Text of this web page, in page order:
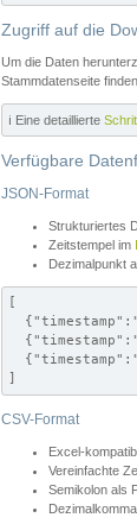
Zugriff auf die
Um die Daten
Stammdatenseite
ℹ️ Eine detaillierte
Verfügbare
JSON-Format
Strukturiertes
Zeitstempel im
Dezimalpunkt
[
]
CSV-Format
Excel-
Vereinfachte
Semikolon als